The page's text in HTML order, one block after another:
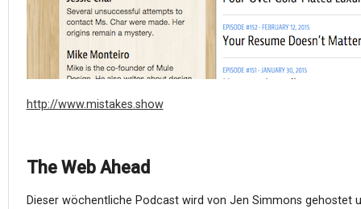
http://www.mistakes.show
The Web Ahead
Dieser wöchentliche Podcast wird von Jen Simmons gehostet